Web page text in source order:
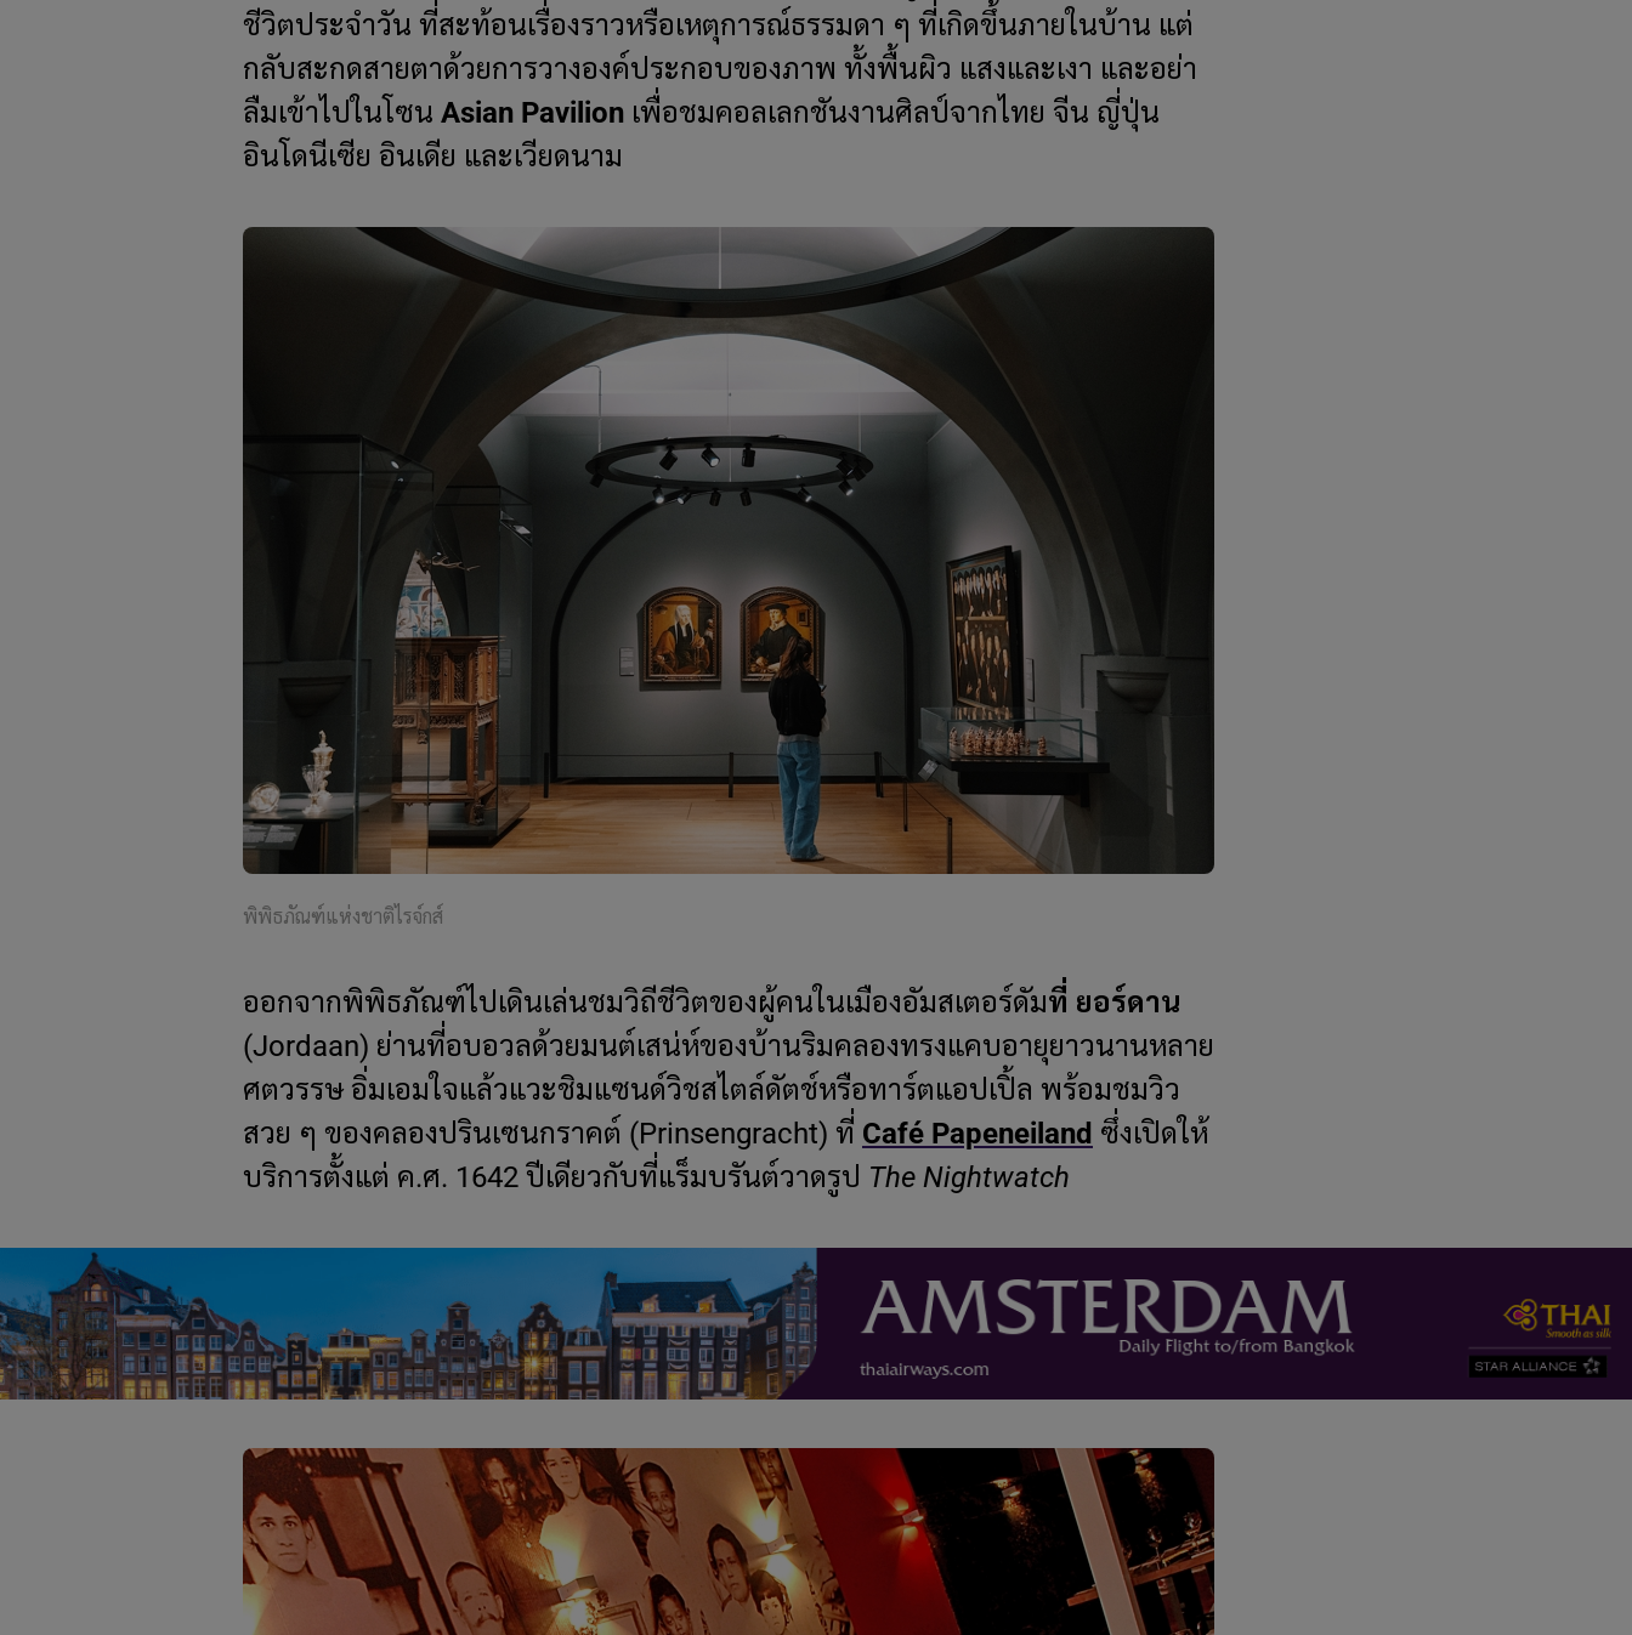
ชีวิตประจำวัน ที่สะท้อนเรื่องราวหรือเหตุการณ์ธรรมดา ๆ ที่เกิดขึ้นภายในบ้าน แต่
กลับสะกดสายตาด้วยการวางองค์ประกอบของภาพ ทั้งพื้นผิว แสงและเงา และอย่า
ลืมเข้าไปในโซน Asian Pavilion เพื่อชมคอลเลกชันงานศิลป์จากไทย จีน ญี่ปุ่น
อินโดนีเซีย อินเดีย และเวียดนาม
พิพิธภัณฑ์แห่งชาติไรจ์กส์
ออกจากพิพิธภัณฑ์ไปเดินเล่นชมวิถีชีวิตของผู้คนในเมืองอัมสเตอร์ดัมที่ ยอร์ดาน
(Jordaan) ย่านที่อบอวลด้วยมนต์เสน่ห์ของบ้านริมคลองทรงแคบอายุยาวนานหลาย
ศตวรรษ อิ่มเอมใจแล้วแวะชิมแซนด์วิชสไตล์ดัตช์หรือทาร์ตแอปเปิ้ล พร้อมชมวิว
สวย ๆ ของคลองปรินเซนกราคต์ (Prinsengracht) ที่ Café Papeneiland ซึ่งเปิดให้
บริการตั้งแต่ ค.ศ. 1642 ปีเดียวกับที่แร็มบรันต์วาดรูป The Nightwatch